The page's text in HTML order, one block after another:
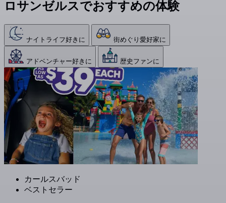
ロサンゼルスでおすすめの体験
ナイトライフ好きに 街めぐり愛好家に
アドベンチャー好きに 歴史ファンに
カールスバッド
ベストセラー